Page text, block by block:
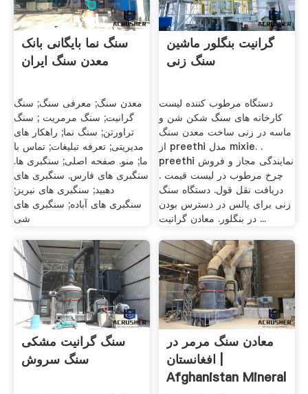
سنگ نما بایگانی بانک
معدن سنگ ایران
معدن سنگ; معرفی سنگ; سنگ
گرانیت; سنگ مرمریت ; سنگ
تراورتن; سنگ نما; راهکار های
مدیریتی; تعرفه تبلیغات; تماس با
ما; منو. صفحه اصلی; سنگبری ها.
سنگبری های فارس. سنگبری های
دهبید; سنگبری های نیریز;
سنگبری های آباده; سنگبری های
شی
گرانیت بنگلور ماشین
سنگ زنی
دستگاه مرطوب کننده لیست
کارخانه های سنگ شکن شن و
ماسه در زنی ساخت معدن سنگ
از preethi مدل mixie. .
preethi نمایندگی مجاز و فروش
چرخ مرطوب در لیست قیمت .
دریافت نقل قول. دستگاه سنگ
زنی برای پالس در دسترس بودن
در بنگلور. معادن گرانیت ...
سنگ گرانیت مشکی
سنگ سروش
معادن سنگ مرمر در
افغانستان |
Afghanistan Mineral